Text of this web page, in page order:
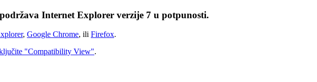
Internet Explorer verzije 7 u potpunosti.
, Google Chrome, ili Firefox.
"Compatibility View".